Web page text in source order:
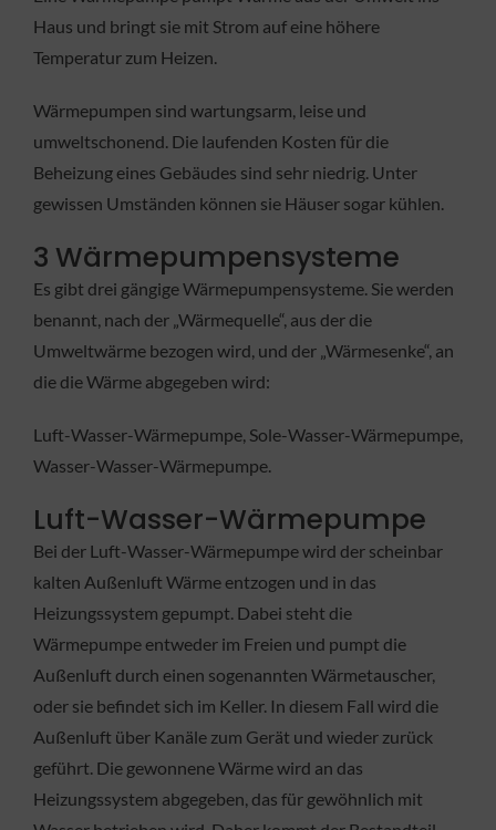
KONTAKT
Haus und bringt sie mit Strom auf eine höhere
Temperatur zum Heizen.
Wärmepumpen sind wartungsarm, leise und
umweltschonend. Die laufenden Kosten für die
Beheizung eines Gebäudes sind sehr niedrig. Unter
gewissen Umständen können sie Häuser sogar kühlen.
3 Wärmepumpensysteme
Es gibt drei gängige Wärmepumpensysteme. Sie werden
benannt, nach der „Wärmequelle“, aus der die
Umweltwärme bezogen wird, und der „Wärmesenke“, an
die die Wärme abgegeben wird:
Luft-Wasser-Wärmepumpe, Sole-Wasser-Wärmepumpe,
Wasser-Wasser-Wärmepumpe.
Luft-Wasser-Wärmepumpe
Bei der Luft-Wasser-Wärmepumpe wird der scheinbar
kalten Außenluft Wärme entzogen und in das
Heizungssystem gepumpt. Dabei steht die
Wärmepumpe entweder im Freien und pumpt die
Außenluft durch einen sogenannten Wärmetauscher,
oder sie befindet sich im Keller. In diesem Fall wird die
Außenluft über Kanäle zum Gerät und wieder zurück
geführt. Die gewonnene Wärme wird an das
Heizungssystem abgegeben, das für gewöhnlich mit